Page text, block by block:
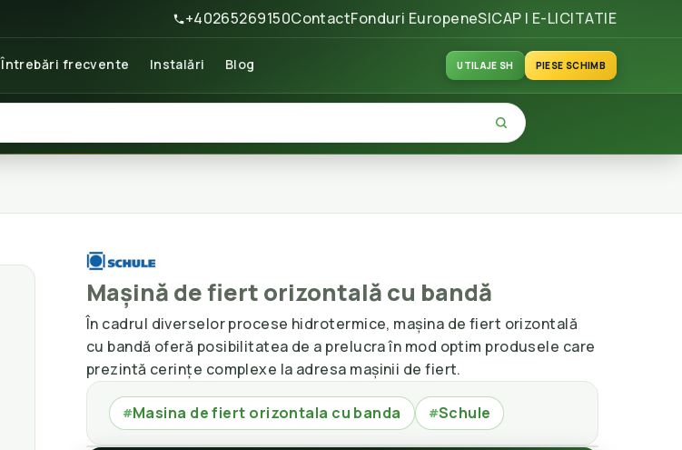
+40265269150ContactFonduri EuropeneSICAP | E-LICITATIE
Întrebări frecvente Instalări Blog UTILAJE SH PIESE SCHIMB
Mașină de fiert orizontală cu bandă
În cadrul diverselor procese hidrotermice, mașina de fiert orizontală
cu bandă oferă posibilitatea de a prelucra în mod optim produsele care
prezintă cerințe complexe la adresa mașinii de fiert.
#Masina de fiert orizontala cu banda #Schule